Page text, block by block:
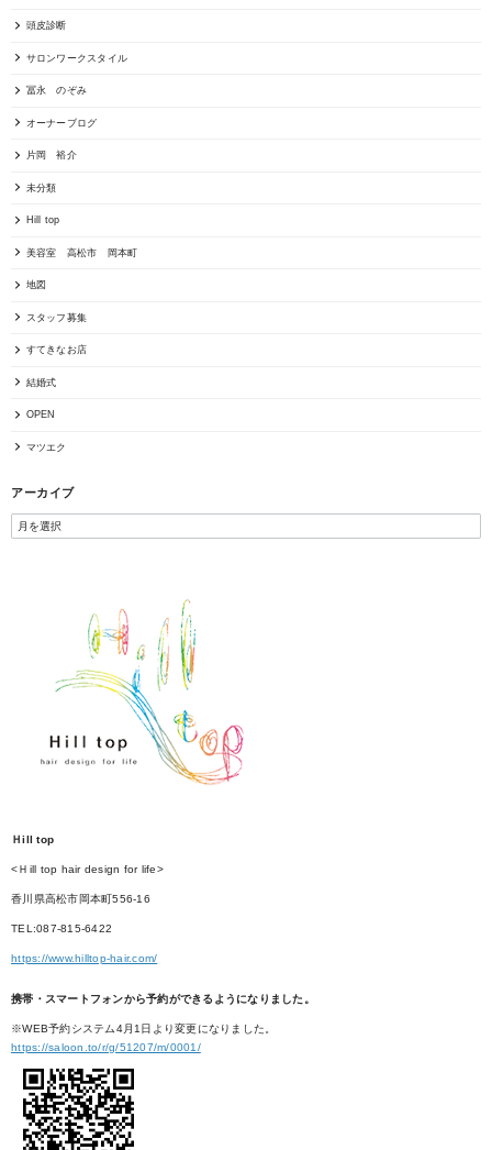
頭皮診断
サロンワークスタイル
冨永 のぞみ
オーナーブログ
片岡 裕介
未分類
Hill top
美容室 高松市 岡本町
地図
スタッフ募集
すてきなお店
結婚式
OPEN
マツエク
アーカイブ
Ｈill top
<Ｈill top hair design for life>
香川県高松市岡本町556-16
TEL:087-815-6422
https://www.hilltop-hair.com/
携帯・スマートフォンから予約ができるようになりました。
※WEB予約システム4月1日より変更になりました。
https://saloon.to/r/g/51207/m/0001/